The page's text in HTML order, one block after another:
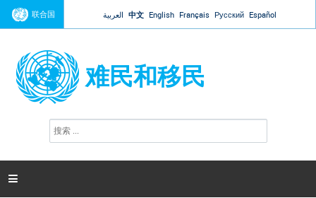
Jump to navigation
联合国 العربية 中文 English Français Русский Español
难民和移民
搜
索
